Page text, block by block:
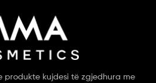
produkte kujdesi të zgjedhura me